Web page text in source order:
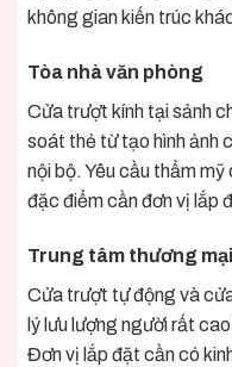
không gian kiến trúc
Tòa nhà văn phòng
Cửa trượt kính tại sảnh
soát thẻ từ tạo hình ảnh
nội bộ. Yêu cầu thẩm
đặc điểm cần đơn vị lắp
Trung tâm thương mại
Cửa trượt tự động và
lý lưu lượng người rất
Đơn vị lắp đặt cần có